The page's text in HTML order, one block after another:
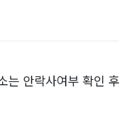
안락사여부 확인